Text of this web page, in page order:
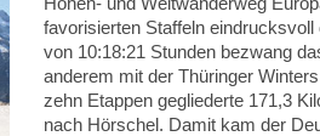
favorisierten Staffeln
von 10:18:21 Stunden bezwang
anderem mit der Thüringer
zehn Etappen gegliederte 171,3
nach Hörschel. Damit kam der